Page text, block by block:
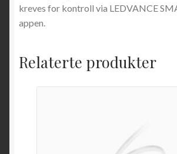
kreves for kontroll via LEDVANCE
appen.
Relaterte produkter